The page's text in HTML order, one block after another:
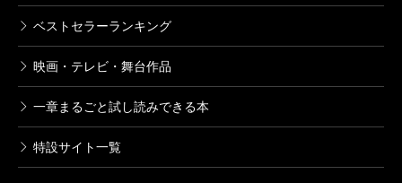
ベストセラーランキング
映画・テレビ・舞台作品
一章まるごと試し読みできる本
特設サイト一覧